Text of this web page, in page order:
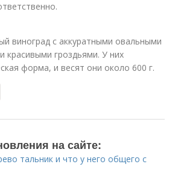
виноград с аккуратными овальными
красивыми гроздьями. У них
форма, и весят они около 600 г.
на сайте:
тальник и что у него общего с